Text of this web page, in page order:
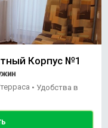
Корпус №1
• Удобства в